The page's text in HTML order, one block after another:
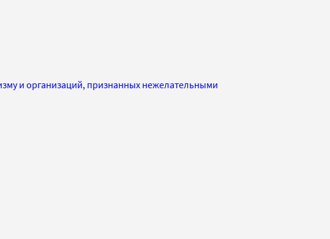
и организаций, признанных нежелательными